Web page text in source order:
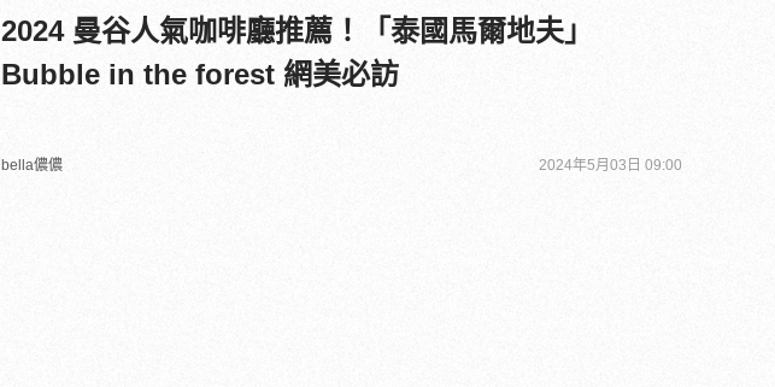
2024 曼谷人氣咖啡廳推薦！「泰國馬爾地夫」
Bubble in the forest 網美必訪
bella儂儂 2024年5月03日 09:00